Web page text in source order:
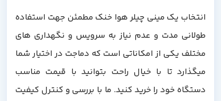
انتخاب یک مینی چیلر هوا خنک مطمئن جهت استفاده
طولانی مدت و عدم نیاز به سرویس و نگهداری های
مختلف یکی از امکاناتی است که دماجت در اختیار شما
میگذارد تا با خیال راحت بتوانید با قیمت مناسب
دستگاه خود را خرید کنید. ما با بررسی و کنترل کیفیت